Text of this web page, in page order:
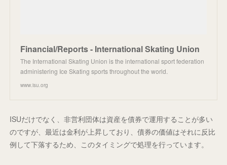
Financial/Reports - International Skating Union
The International Skating Union is the international sport federation
administering Ice Skating sports throughout the world.
www.isu.org
ISUだけでなく、非営利団体は資産を債券で運用することが多い
のですが、最近は金利が上昇しており、債券の価値はそれに反比
例して下落するため、このタイミングで処理を行っています。